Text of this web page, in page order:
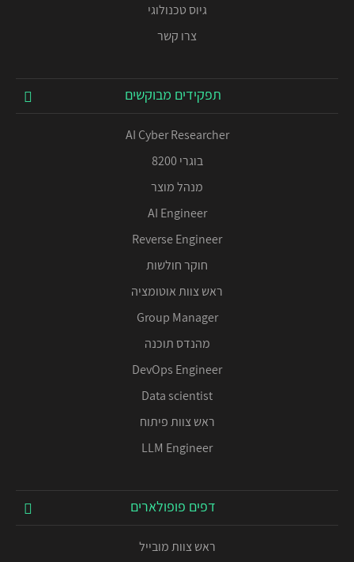
גיוס טכנולוגי
צרו קשר
תפקידים מבוקשים
AI Cyber Researcher
בוגרי 8200
מנהל מוצר
AI Engineer
Reverse Engineer
חוקר חולשות
ראש צוות אוטומציה
Group Manager
מהנדס תוכנה
DevOps Engineer
Data scientist
ראש צוות פיתוח
LLM Engineer
דפים פופולארים
ראש צוות מובייל